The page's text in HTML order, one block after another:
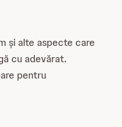
și alte aspecte care
cu adevărat.
pentru